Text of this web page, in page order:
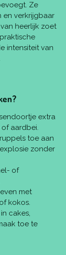
Ze
en verkrijgbaar
heerlijk zoet
intensiteit van
extra
aardbei.
toe aan
zonder
of
met
kokos.
cakes,
toe te